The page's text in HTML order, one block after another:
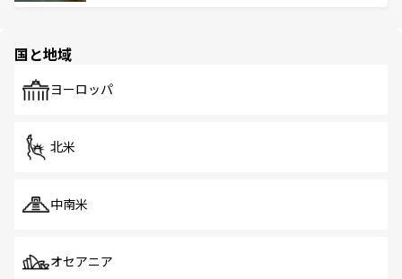
で、ホーカーズは地元の風情を楽しめる外せないスポット
国と地域
ヨーロッパ
北米
中南米
オセアニア